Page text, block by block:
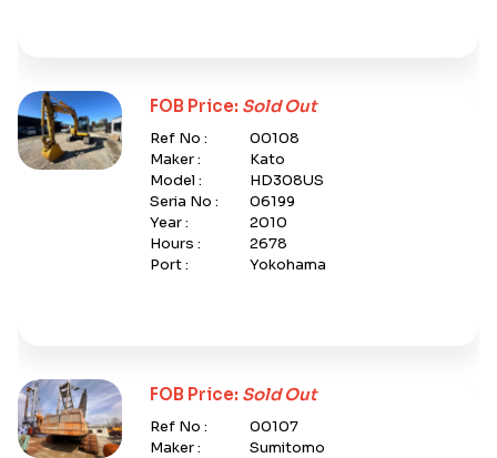
FOB Price: Sold Out
Ref No :
00108
Maker :
Kato
Model :
HD308US
Seria No :
06199
Year :
2010
Hours :
2678
Port :
Yokohama
FOB Price: Sold Out
Ref No :
00107
Maker :
Sumitomo